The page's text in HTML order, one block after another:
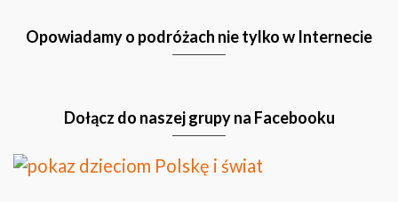
Opowiadamy o podróżach nie tylko w Internecie
Dołącz do naszej grupy na Facebooku